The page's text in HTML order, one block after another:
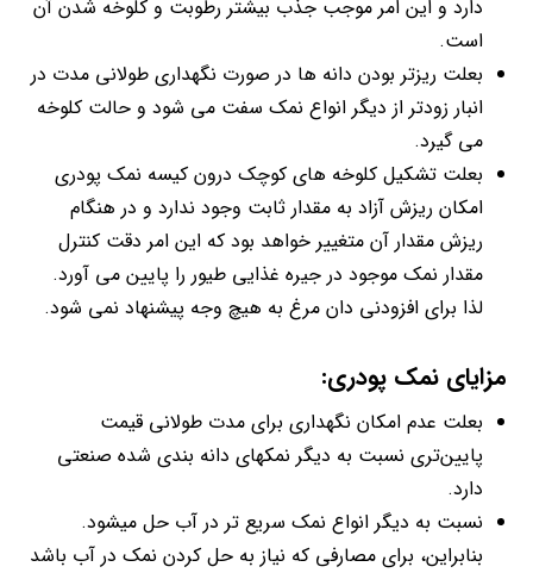
دارد و این امر موجب جذب بیشتر رطوبت و کلوخه شدن آن
است.
بعلت ریزتر بودن دانه ها در صورت نگهداری طولانی مدت در
انبار زودتر از دیگر انواع نمک سفت می شود و حالت کلوخه
می گیرد.
بعلت تشکیل کلوخه های کوچک درون کیسه نمک پودری
امکان ریزش آزاد به مقدار ثابت وجود ندارد و در هنگام
ریزش مقدار آن متغییر خواهد بود که این امر دقت کنترل
مقدار نمک موجود در جیره غذایی طیور را پایین می آورد.
لذا برای افزودنی دان مرغ به هیچ وجه پیشنهاد نمی شود.
مزایای نمک پودری:
بعلت عدم امکان نگهداری برای مدت طولانی قیمت
پایین‌تری نسبت به دیگر نمکهای دانه بندی شده صنعتی
دارد.
نسبت به دیگر انواع نمک سریع تر در آب حل میشود.
بنابراین، برای مصارفی که نیاز به حل کردن نمک در آب باشد